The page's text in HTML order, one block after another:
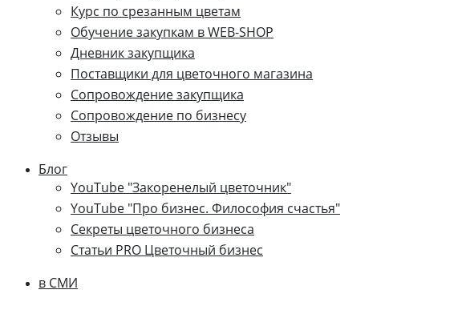
Курс по срезанным цветам
Обучение закупкам в WEB-SHOP
Дневник закупщика
Поставщики для цветочного магазина
Сопровождение закупщика
Cопровождение по бизнесу
Отзывы
Блог
YouTube "Закоренелый цветочник"
YouTube "Про бизнес. Философия счастья"
Секреты цветочного бизнеса
Статьи PRO Цветочный бизнес
в СМИ